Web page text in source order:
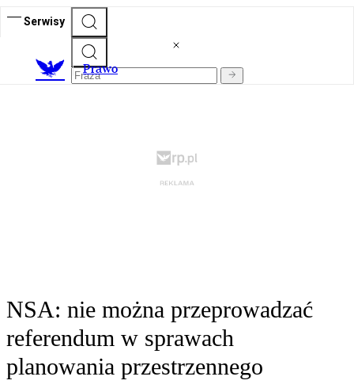
Serwisy
Prawo
NSA: nie można przeprowadzać
referendum w sprawach
planowania przestrzennego